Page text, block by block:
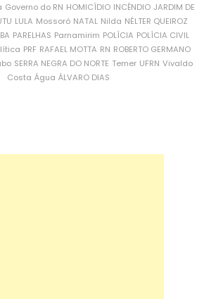
Governo do RN HOMICÍDIO INCÊNDIO JARDIM DE
LULA Mossoró NATAL Nilda NÉLTER QUEIROZ
PARELHAS Parnamirim POLÍCIA POLÍCIA CIVIL
PRF RAFAEL MOTTA RN ROBERTO GERMANO
SERRA NEGRA DO NORTE Temer UFRN Vivaldo
Costa Água ÁLVARO DIAS